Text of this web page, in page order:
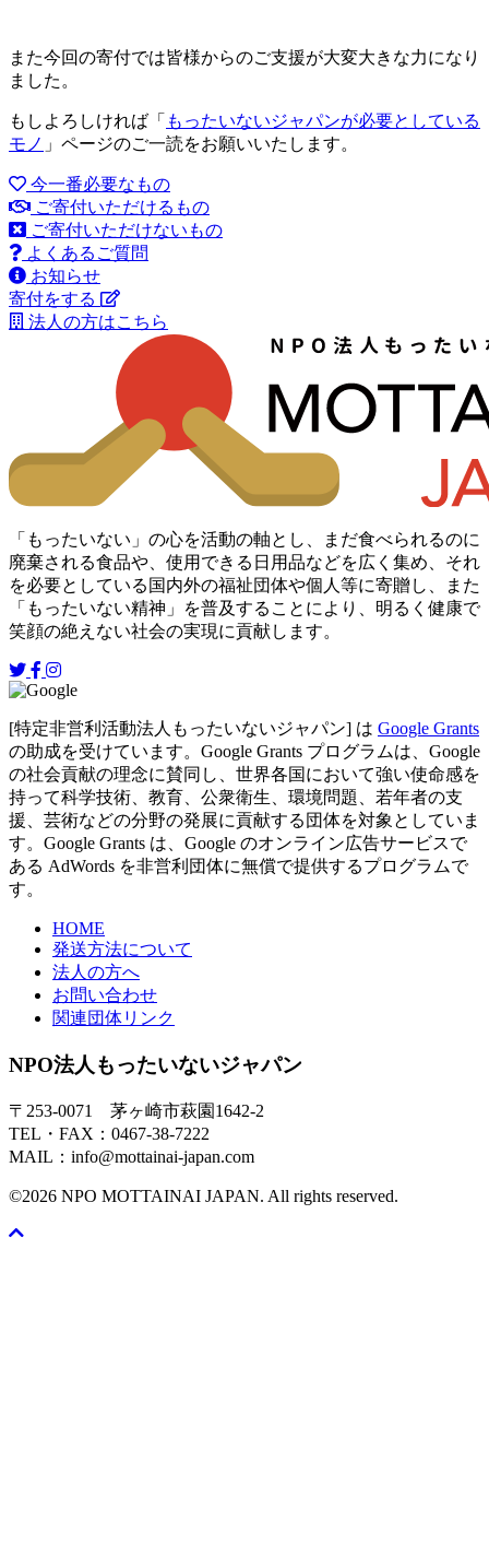
また今回の寄付では皆様からのご支援が大変大きな力になり
ました。
もしよろしければ「 もったいないジャパンが必要としている
モノ 」ページのご一読をお願いいたします。
今一番必要なもの
ご寄付いただけるもの
ご寄付いただけないもの
よくあるご質問
お知らせ
寄付をする
法人の方はこちら
「もったいない」の心を活動の軸とし、まだ食べられるのに
廃棄される食品や、使用できる日用品などを広く集め、それ
を必要としている国内外の福祉団体や個人等に寄贈し、また
「もったいない精神」を普及することにより、明るく健康で
笑顔の絶えない社会の実現に貢献します。
[特定非営利活動法人もったいないジャパン] は Google Grants
の助成を受けています。Google Grants プログラムは、Google
の社会貢献の理念に賛同し、世界各国において強い使命感を
持って科学技術、教育、公衆衛生、環境問題、若年者の支
援、芸術などの分野の発展に貢献する団体を対象としていま
す。Google Grants は、Google のオンライン広告サービスで
ある AdWords を非営利団体に無償で提供するプログラムで
す。
HOME
発送方法について
法人の方へ
お問い合わせ
関連団体リンク
NPO法人もったいないジャパン
〒253-0071 茅ヶ崎市萩園1642-2
TEL・FAX：0467-38-7222
MAIL：info@mottainai-japan.com
©2026 NPO MOTTAINAI JAPAN. All rights reserved.
Scroll